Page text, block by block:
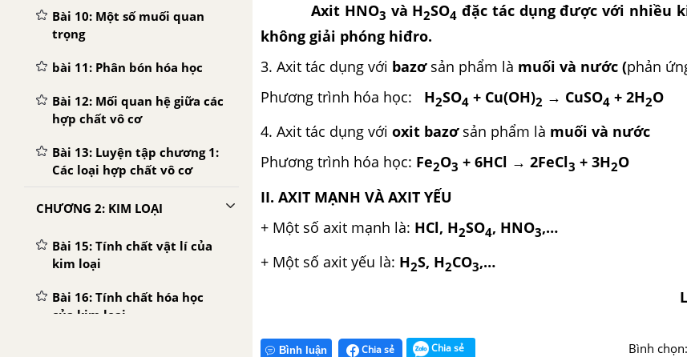
Bài 10: Một số muối quan
trọng
bài 11: Phân bón hóa học
Bài 12: Mối quan hệ giữa các
hợp chất vô cơ
Bài 13: Luyện tập chương 1:
Các loại hợp chất vô cơ
CHƯƠNG 2: KIM LOẠI
Bài 15: Tính chất vật lí của
kim loại
Bài 16: Tính chất hóa học
của kim loại
Axit HNO3 và H2SO4 đặc tác dụng được với nhiều
không giải phóng hiđro.
3. Axit tác dụng với bazơsản phẩm là muối và nước (phản
Phương trình hóa học:
H2SO4 + Cu(OH)2 → CuSO4 + 2H2O
4. Axit tác dụng với oxit bazơsản phẩm là muối và nước
Phương trình hóa học: Fe2O3 + 6HCl → 2FeCl3 + 3H2O
II. AXIT MẠNH VÀ AXIT YẾU
+ Một số axit mạnh là: HCl, H2SO4, HNO3,…
+ Một số axit yếu là: H2S, H2CO3,…
Bình luận Chia sẻ Chia sẻ Bình chọn: